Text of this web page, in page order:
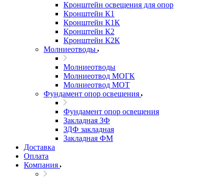
Кронштейн освещения для опор
Кронштейн К1
Кронштейн К1К
Кронштейн К2
Кронштейн К2К
Молниеотводы
Молниеотводы
Молниеотвод МОГК
Молниеотвод МОТ
Фундамент опор освещения
Фундамент опор освещения
Закладная ЗФ
ЗДФ закладная
Закладная ФМ
Доставка
Оплата
Компания